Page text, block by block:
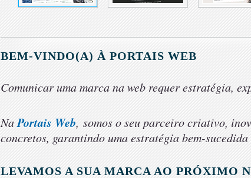
BEM-VINDO(A) À PORTAIS WEB
Comunicar uma marca na web requer estratégia,
NaPortais Web, somos o seu parceiro criativo,
concretos, garantindo uma estratégia bem-sucedida
LEVAMOS A SUA MARCA AO PRÓXIMO